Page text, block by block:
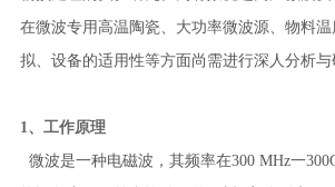
在微波专用高温陶瓷、大功率微波源、物料
拟、设备的适用性等方面尚需进行深人分析与
1、工作原理
微波是一种电磁波，其频率在300 MHz一